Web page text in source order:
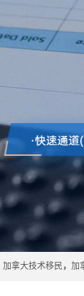
加拿大技术移民 ， 加